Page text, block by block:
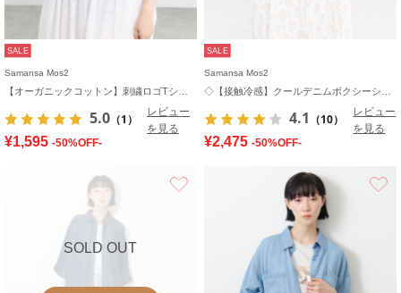
SALE
Samansa Mos2
5.0 （1）
レビュー
を見る
¥1,595 -50%OFF-
SALE
Samansa Mos2
4.1 （10）
レビュー
を見る
¥2,475 -50%OFF-
SOLD OUT